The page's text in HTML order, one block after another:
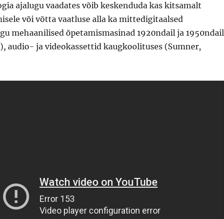
ajalugu vaadates võib keskenduda kas kitsamalt
või võtta vaatluse alla ka mittedigitaalsed
mehaanilised õpetamismasinad 1920ndail ja 1950ndail
audio- ja videokassettid kaugkoolituses (Sumner,